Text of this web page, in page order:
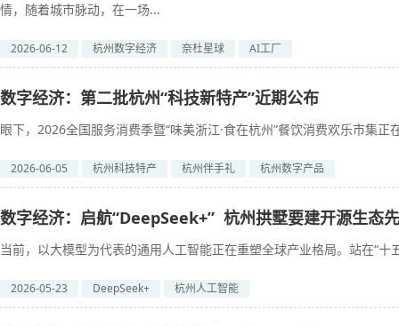
情，随着城市脉动，在一场...
2026-06-12 杭州数字经济 奈杜星球 AI工厂
数字经济：第二批杭州“科技新特产”近期公布
眼下，2026全国服务消费季暨“味美浙江·食在杭州”餐饮消费欢乐市集
2026-06-05 杭州科技特产 杭州伴手礼 杭州数字产品
数字经济：启航“DeepSeek+” 杭州拱墅要建开源生态
当前，以大模型为代表的通用人工智能正在重塑全球产业格局。站在“十
2026-05-23 DeepSeek+ 杭州人工智能